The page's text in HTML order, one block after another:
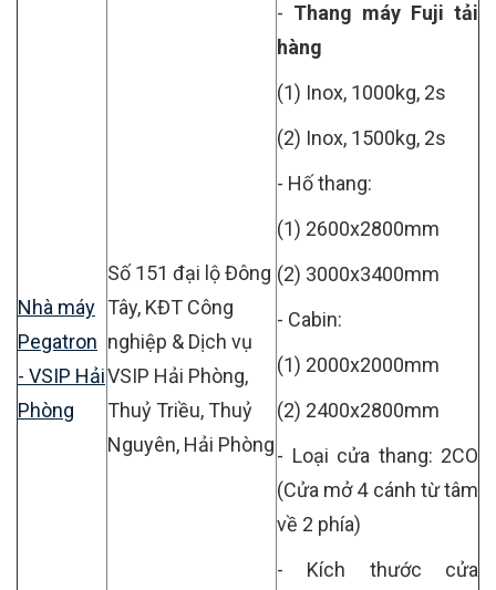
Nhà máy
Pegatron
- VSIP Hải
Phòng
Số 151 đại lộ Đông
Tây, KĐT Công
nghiệp & Dịch vụ
VSIP Hải Phòng,
Thuỷ Triều, Thuỷ
Nguyên, Hải Phòng
- Thang máy Fuji tải
hàng
(1) Inox, 1000kg, 2s
(2) Inox, 1500kg, 2s
- Hố thang:
(1) 2600x2800mm
(2) 3000x3400mm
- Cabin:
(1) 2000x2000mm
(2) 2400x2800mm
- Loại cửa thang: 2CO
(Cửa mở 4 cánh từ tâm
về 2 phía)
- Kích thước cửa